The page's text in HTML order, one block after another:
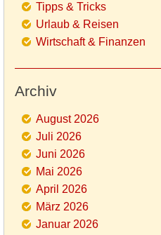
Tipps & Tricks
Urlaub & Reisen
Wirtschaft & Finanzen
Archiv
August 2026
Juli 2026
Juni 2026
Mai 2026
April 2026
März 2026
Januar 2026